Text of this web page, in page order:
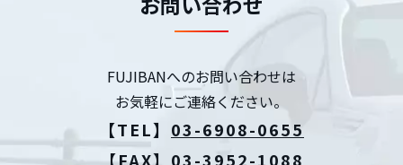
FUJIBANへのお問い合わせは
お気軽にご連絡ください。
【TEL】 03-6908-0655
【FAX】03-3952-1088